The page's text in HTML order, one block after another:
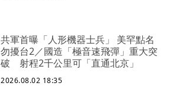
共軍首曝「人形機器士兵」 美罕點名
勿擾台2／國造「極音速飛彈」重大突
破 射程2千公里可「直通北京」
2026.08.02 18:35